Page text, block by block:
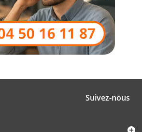
Suivez-nous